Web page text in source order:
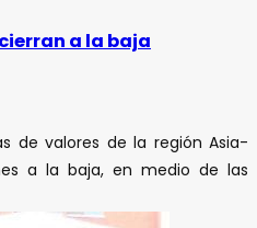
a la baja
de valores de la región Asia-
a la baja, en medio de las